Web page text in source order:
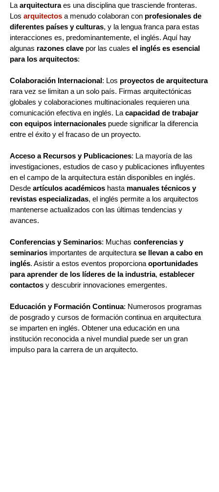
La arquitecturaes una disciplina que trasciende fronteras.
Los arquitectos a menudo colaboran con profesionales de
diferentes países y culturas, y la lengua franca para estas
interacciones es, predominantemente, el inglés. Aquí hay
algunas razones clave por las cuales el inglés es esencial
para los arquitectos:
Colaboración Internacional: Los proyectos de arquitectura
rara vez se limitan a un solo país. Firmas arquitectónicas
globales y colaboraciones multinacionales requieren una
comunicación efectiva en inglés. La capacidad de trabajar
con equipos internacionales puede significar la diferencia
entre el éxito y el fracaso de un proyecto.
Acceso a Recursos y Publicaciones: La mayoría de las
investigaciones, estudios de caso y publicaciones influyentes
en el campo de la arquitectura están disponibles en inglés.
Desde artículos académicos hasta manuales técnicos y
revistas especializadas, el inglés permite a los arquitectos
mantenerse actualizados con las últimas tendencias y
avances.
Conferencias y Seminarios: Muchas conferencias y
seminarios importantes de arquitectura se llevan a cabo en
inglés. Asistir a estos eventos proporciona oportunidades
para aprender de los líderes de la industria, establecer
contactos y descubrir innovaciones emergentes.
Educación y Formación Continua: Numerosos programas
de posgrado y cursos de formación continua en arquitectura
se imparten en inglés. Obtener una educación en una
institución reconocida a nivel mundial puede ser un gran
impulso para la carrera de un arquitecto.